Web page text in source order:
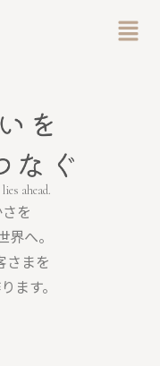
メ
ニ
ahead.
を
へ。
さまを
ます。